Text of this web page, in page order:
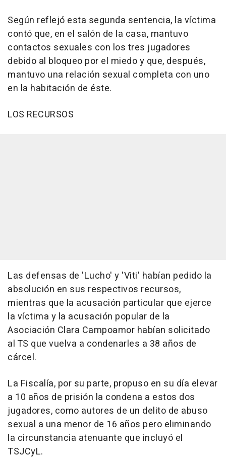
Según reflejó esta segunda sentencia, la víctima
contó que, en el salón de la casa, mantuvo
contactos sexuales con los tres jugadores
debido al bloqueo por el miedo y que, después,
mantuvo una relación sexual completa con uno
en la habitación de éste.
LOS RECURSOS
Las defensas de 'Lucho' y 'Viti' habían pedido la
absolución en sus respectivos recursos,
mientras que la acusación particular que ejerce
la víctima y la acusación popular de la
Asociación Clara Campoamor habían solicitado
al TS que vuelva a condenarles a 38 años de
cárcel.
La Fiscalía, por su parte, propuso en su día elevar
a 10 años de prisión la condena a estos dos
jugadores, como autores de un delito de abuso
sexual a una menor de 16 años pero eliminando
la circunstancia atenuante que incluyó el
TSJCyL.